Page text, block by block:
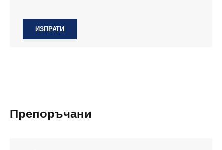
Препоръчани